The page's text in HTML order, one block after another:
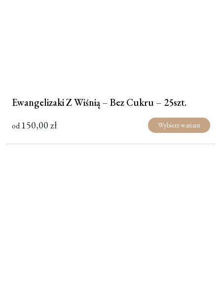
Ewangelizaki Z Wiśnią – Bez Cukru – 25szt.
od150,00zł Wybierz wariant